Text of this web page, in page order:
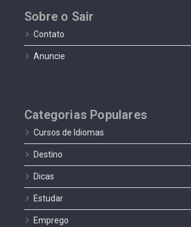
Sobre o Sair
Contato
Anuncie
Categorias Populares
Cursos de Idiomas
Destino
Dicas
Estudar
Emprego